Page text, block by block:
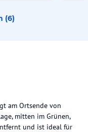
(6)
am Ortsende von
mitten im Grünen,
und ist ideal für